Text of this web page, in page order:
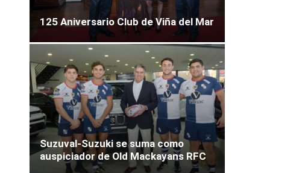
125 Aniversario Club de Viña del Mar
Suzuval-Suzuki se suma como
auspiciador de Old Mackayans RFC